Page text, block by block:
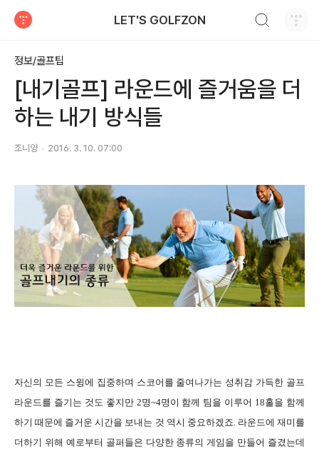
LET'S GOLFZON
정보/골프팁
[내기골프] 라운드에 즐거움을 더
하는 내기 방식들
조니양 2016. 3. 10. 07:00
자신의 모든 스윙에 집중하며 스코어를 줄여나가는 성취감 가득한 골프
라운드를 즐기는 것도 좋지만 2명~4명이 함께 팀을 이루어 18홀을 함께
하기 때문에 즐거운 시간을 보내는 것 역시 중요하겠죠. 라운드에 재미를
더하기 위해 예로부터 골퍼들은 다양한 종류의 게임을 만들어 즐겼는데